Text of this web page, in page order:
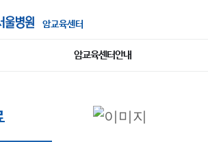
암교육센터
암교육센터안내